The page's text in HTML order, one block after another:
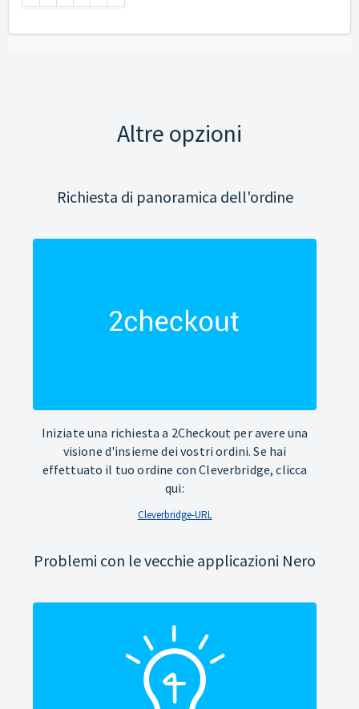
Altre opzioni
Richiesta di panoramica dell'ordine
Iniziate una richiesta a 2Checkout per avere una
visione d'insieme dei vostri ordini. Se hai
effettuato il tuo ordine con Cleverbridge, clicca
qui:
Cleverbridge-URL
Problemi con le vecchie applicazioni Nero